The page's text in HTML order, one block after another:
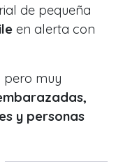
de pequeña
en alerta con
pero muy
y personas